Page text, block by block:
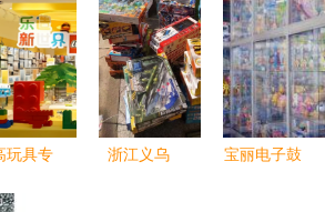
方位解
析
格、图片、
厂家直销与
销售策略
具销售灰色
产业链
玩具专
浙江义乌
宝丽电子鼓